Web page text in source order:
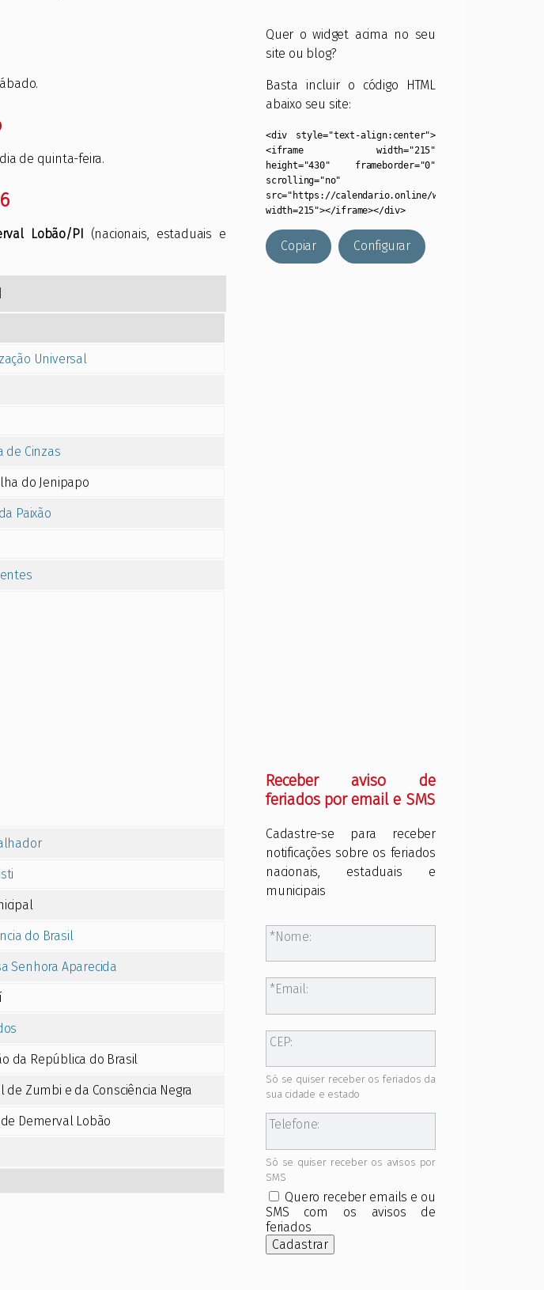
de quinta-feira.
Lobão/PI
(nacionais, estaduais e
Universal
de Cinzas
do Jenipapo
Paixão
do Brasil
Senhora Aparecida
da República do Brasil
de Zumbi e da Consciência Negra
Demerval Lobão
Quer o widget acima no seu
site ou blog?
Basta incluir o código HTML
abaixo seu site:
<div style="text-align:center">
<iframe width="215"
height="430" frameborder="0"
scrolling="no"
src="https://calendario.online/widget/?
width=215"></iframe></div>
Copiar Configurar
Receber aviso de
feriados por email e SMS
Cadastre-se para receber
notificações sobre os feriados
nacionais, estaduais e
municipais
Nome:
Email:
CEP:
Só se quiser receber os feriados da
sua cidade e estado
Telefone:
Só se quiser receber os avisos por
SMS
Quero receber emails e ou
SMS com os avisos de
feriados
Cadastrar